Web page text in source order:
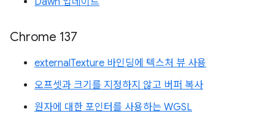
Chrome 137
externalTexture 바인딩에 텍스처 뷰 사용
오프셋과 크기를 지정하지 않고 버퍼 복사
원자에 대한 포인터를 사용하는 WGSL